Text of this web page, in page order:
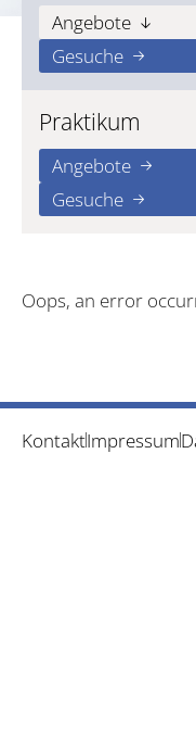
Angebote
Gesuche
Praktikum
Angebote
Gesuche
Oops, an error
KontaktImpressum